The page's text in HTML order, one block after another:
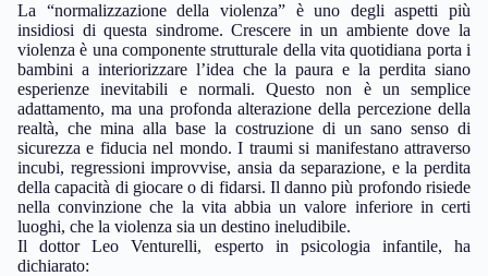
La “normalizzazione della violenza” è uno degli aspetti più
insidiosi di questa sindrome. Crescere in un ambiente dove la
violenza è una componente strutturale della vita quotidiana porta i
bambini a interiorizzare l’idea che la paura e la perdita siano
esperienze inevitabili e normali. Questo non è un semplice
adattamento, ma una profonda alterazione della percezione della
realtà, che mina alla base la costruzione di un sano senso di
sicurezza e fiducia nel mondo. I traumi si manifestano attraverso
incubi, regressioni improvvise, ansia da separazione, e la perdita
della capacità di giocare o di fidarsi. Il danno più profondo risiede
nella convinzione che la vita abbia un valore inferiore in certi
luoghi, che la violenza sia un destino ineludibile.
Il dottor Leo Venturelli, esperto in psicologia infantile, ha
dichiarato: